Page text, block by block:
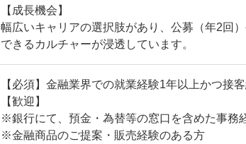
【成長機会】
幅広いキャリアの選択肢があり、公募（年2回
できるカルチャーが浸透しています。
【必須】金融業界での就業経験1年以上かつ接
【歓迎】
※銀行にて、預金・為替等の窓口を含めた事務
※金融商品のご提案・販売経験のある方